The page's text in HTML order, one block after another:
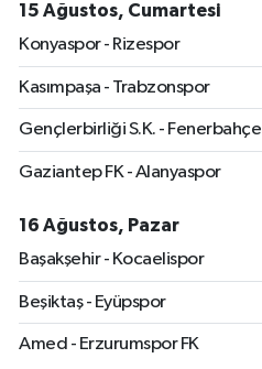
15 Ağustos, Cumartesi
Konyaspor - Rizespor
Kasımpaşa - Trabzonspor
Gençlerbirliği S.K. - Fenerbahçe
Gaziantep FK - Alanyaspor
16 Ağustos, Pazar
Başakşehir - Kocaelispor
Beşiktaş - Eyüpspor
Amed - Erzurumspor FK